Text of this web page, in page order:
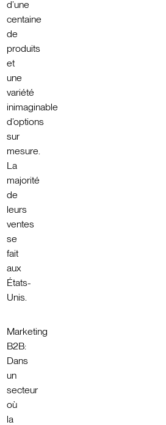
d’une
centaine
de
produits
et
une
variété
inimaginable
d’options
sur
mesure.
La
majorité
de
leurs
ventes
se
fait
aux
États-
Unis.
Marketing
B2B:
Dans
un
secteur
où
la